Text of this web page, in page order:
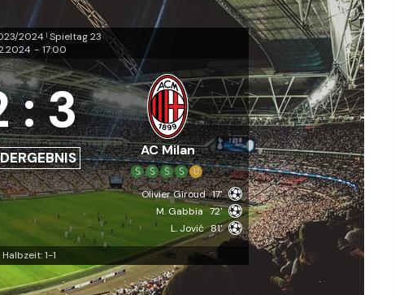
2024 | Spieltag 23
- 17:00
:3
AC Milan
S S S S U
Olivier Giroud 17'
M. Gabbia 72'
L. Jović 81'
Halbzeit: 1-1